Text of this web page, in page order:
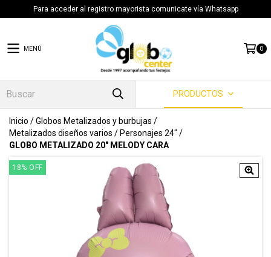
Para acceder al registro mayorista comunicate vía Whatsapp
MENÚ 0
PRODUCTOS
Inicio /Globos Metalizados y burbujas /
Metalizados diseños varios / Personajes 24" /
GLOBO METALIZADO 20" MELODY CARA
18% OFF